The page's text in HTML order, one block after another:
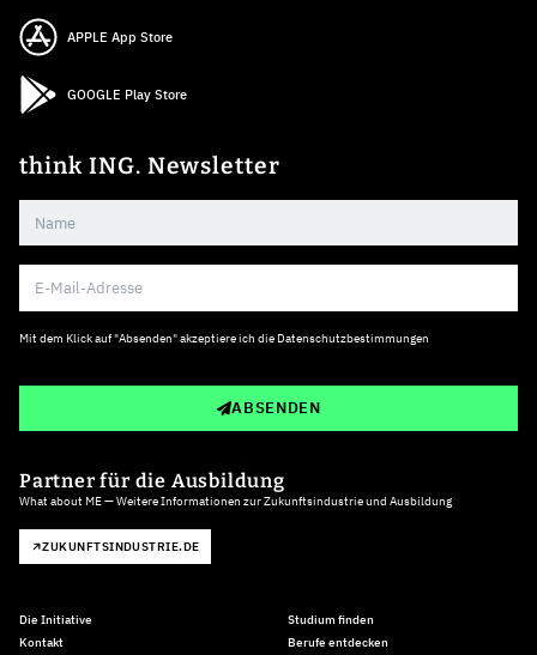
APPLE App Store
GOOGLE Play Store
think ING. Newsletter
Mit dem Klick auf "Absenden" akzeptiere ich die Datenschutzbestimmungen
ABSENDEN
Partner für die Ausbildung
What about ME — Weitere Informationen zur Zukunftsindustrie und Ausbildung
ZUKUNFTSINDUSTRIE.DE
Die Initiative
Kontakt
Studium finden
Berufe entdecken